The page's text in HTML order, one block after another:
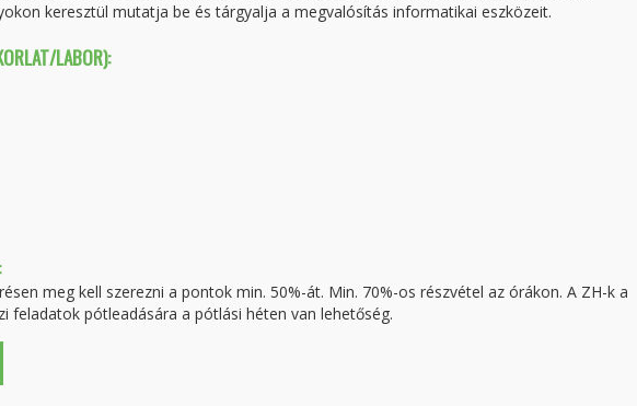
keresztül mutatja be és tárgyalja a megvalósítás informatikai eszközeit.
LABOR):
meg kell szerezni a pontok min. 50%-át. Min. 70%-os részvétel az órákon. A ZH-k a
feladatok pótleadására a pótlási héten van lehetőség.